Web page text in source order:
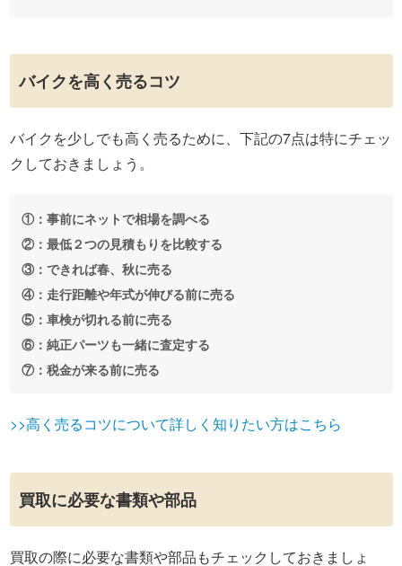
バイクを高く売るコツ
バイクを少しでも高く売るために、下記の7点は特にチェッ
クしておきましょう。
①：事前にネットで相場を調べる
②：最低２つの見積もりを比較する
③：できれば春、秋に売る
④：走行距離や年式が伸びる前に売る
⑤：車検が切れる前に売る
⑥：純正パーツも一緒に査定する
⑦：税金が来る前に売る
>>高く売るコツについて詳しく知りたい方はこちら
買取に必要な書類や部品
買取の際に必要な書類や部品もチェックしておきましょ